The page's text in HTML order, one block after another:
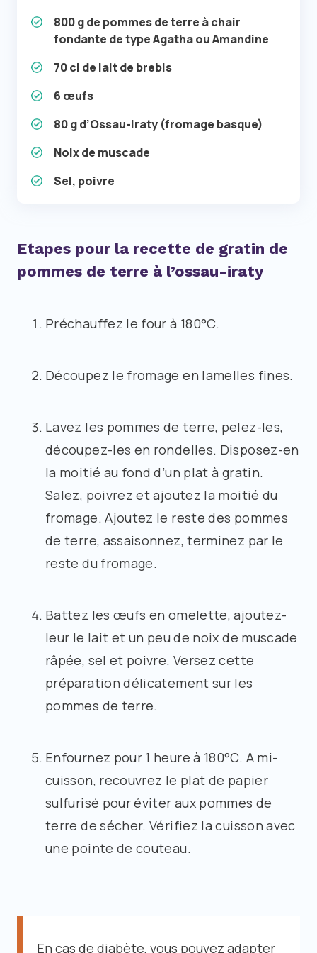
800 g de pommes de terre à chair
fondante de type Agatha ou Amandine
70 cl de lait de brebis
6 œufs
80 g d’Ossau-Iraty (fromage basque)
Noix de muscade
Sel, poivre
Etapes pour la recette de gratin de
pommes de terre à l’ossau-iraty
Préchauffez le four à 180°C.
Découpez le fromage en lamelles fines.
Lavez les pommes de terre, pelez-les,
découpez-les en rondelles. Disposez-en
la moitié au fond d’un plat à gratin.
Salez, poivrez et ajoutez la moitié du
fromage. Ajoutez le reste des pommes
de terre, assaisonnez, terminez par le
reste du fromage.
Battez les œufs en omelette, ajoutez-
leur le lait et un peu de noix de muscade
râpée, sel et poivre. Versez cette
préparation délicatement sur les
pommes de terre.
Enfournez pour 1 heure à 180°C. A mi-
cuisson, recouvrez le plat de papier
sulfurisé pour éviter aux pommes de
terre de sécher. Vérifiez la cuisson avec
une pointe de couteau.
En cas de diabète, vous pouvez adapter